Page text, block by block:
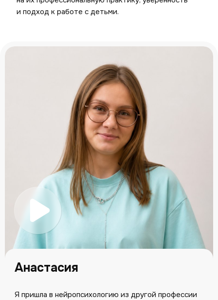
и подход к работе с детьми.
Анастасия
Я пришла в нейропсихологию из другой профессии